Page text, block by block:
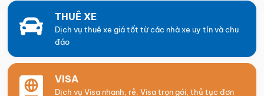
THUÊ XE
Dịch vụ thuê xe giá tốt từ các nhà xe uy tín và chu
đáo
VISA
Dịch vụ Visa nhanh, rẻ. Visa trọn gói, thủ tục đơn